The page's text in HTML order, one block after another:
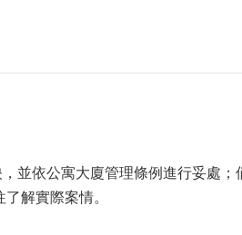
並依公寓大廈管理條例進行妥處
解實際案情。